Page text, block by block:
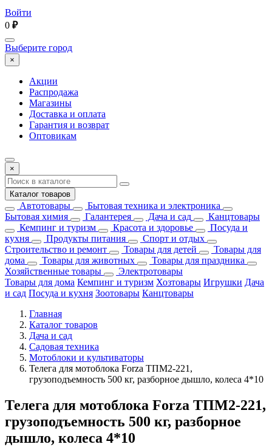
Войти
0 ₽
Выберите город
×
Акции
Распродажа
Магазины
Доставка и оплата
Гарантия и возврат
Оптовикам
×
Каталог товаров
Автотовары
Бытовая техника и электроника
Бытовая химия
Галантерея Дача и сад
Канцтовары
Кемпинг и туризм
Красота и здоровье
Посуда и
кухня
Продукты питания
Спорт и отдых
Строительство и ремонт
Товары для детей
Товары для
дома
Товары для животных
Товары для праздника
Хозяйственные товары
Электротовары
Товары для дома Кемпинг и туризм Хозтовары Игрушки Дача
и сад Посуда и кухня Зоотовары Канцтовары
Главная
Каталог товаров
Дача и сад
Садовая техника
Мотоблоки и культиваторы
Телега для мотоблока Forza ТПМ2-221,
грузоподъемность 500 кг, разборное дышло, колеса 4*10
Телега для мотоблока Forza ТПМ2-221,
грузоподъемность 500 кг, разборное
дышло, колеса 4*10